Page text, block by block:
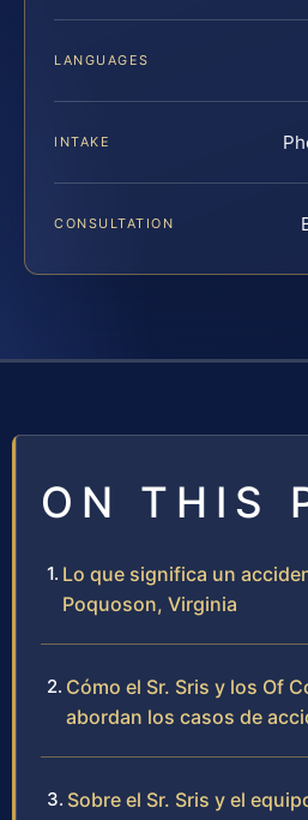
LANGUAGES
INTAKE
CONSULTATION
ON THIS
Lo que significa un
Poquoson, Virginia
Cómo el Sr. Sris y los Of
abordan los casos de
Sobre el Sr. Sris y el